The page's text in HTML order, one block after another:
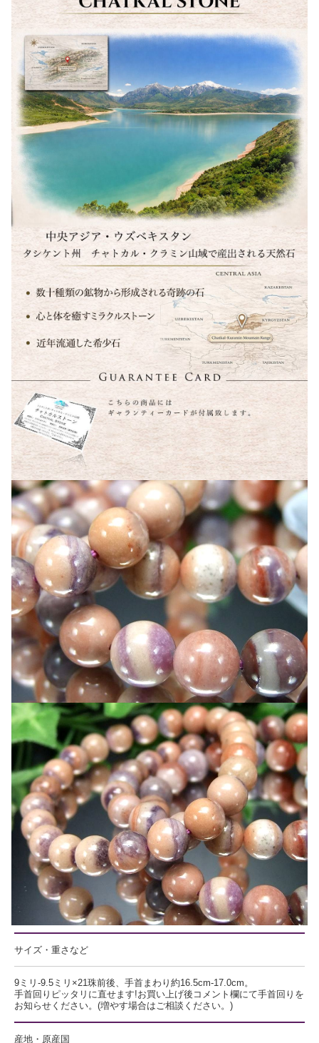
サイズ・重さなど
9ミリ-9.5ミリ×21珠前後、手首まわり約16.5cm-17.0cm。
手首回りピッタリに直せます!お買い上げ後コメント欄にて手首回りを
お知らせください。(増やす場合はご相談ください。)
産地・原産国